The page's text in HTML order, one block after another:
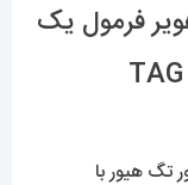
فرمول یک
تگ هیور با